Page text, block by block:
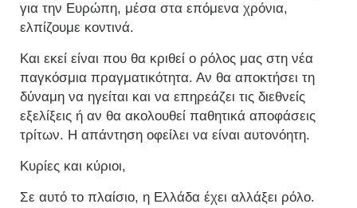
για την Ευρώπη, μέσα στα επόμενα χρόνια,
ελπίζουμε κοντινά.
Και εκεί είναι που θα κριθεί ο ρόλος μας στη νέα
παγκόσμια πραγματικότητα. Αν θα αποκτήσει τη
δύναμη να ηγείται και να επηρεάζει τις διεθνείς
εξελίξεις ή αν θα ακολουθεί παθητικά αποφάσεις
τρίτων. Η απάντηση οφείλει να είναι αυτονόητη.
Κυρίες και κύριοι,
Σε αυτό το πλαίσιο, η Ελλάδα έχει αλλάξει ρόλο.